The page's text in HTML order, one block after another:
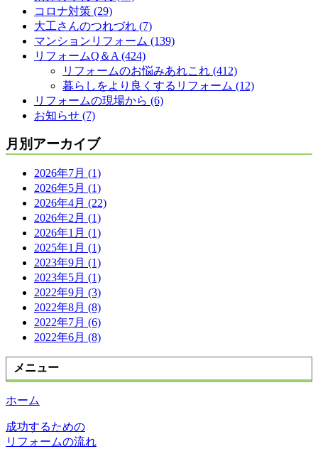
コロナ対策 (29)
大工さんのつれづれ (7)
マンションリフォーム (139)
リフォームQ＆A (424)
リフォームのお悩みあれこれ (412)
暮らしをより良くするリフォーム (12)
リフォームの現場から (6)
お知らせ (7)
月別アーカイブ
2026年7月 (1)
2026年5月 (1)
2026年4月 (22)
2026年2月 (1)
2026年1月 (1)
2025年1月 (1)
2023年9月 (1)
2023年5月 (1)
2022年9月 (3)
2022年8月 (8)
2022年7月 (6)
2022年6月 (8)
メニュー
ホーム
成功するための
リフォームの流れ